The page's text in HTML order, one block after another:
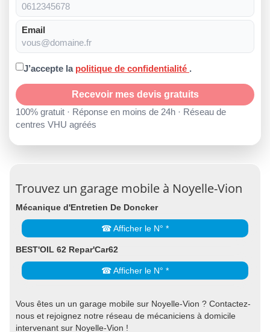
Email
J’accepte la politique de confidentialité .
Recevoir mes devis gratuits
100% gratuit · Réponse en moins de 24h · Réseau de
centres VHU agréés
Trouvez un garage mobile à Noyelle-Vion
Mécanique d'Entretien De Doncker
☎ Afficher le N° *
BEST'OIL 62 Repar'Car62
☎ Afficher le N° *
Vous êtes un un garage mobile sur Noyelle-Vion ? Contactez-
nous et rejoignez notre réseau de mécaniciens à domicile
intervenant sur Noyelle-Vion !